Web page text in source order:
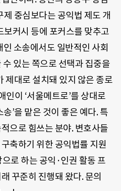
중심보다는 공익법 제도 개
커시 등에 포커스를 맞추고
소송에서도 일반적인 사회
있는 쪽으로 선택과 집중을
제대로 설치돼 있지 않은 종로
이 ‘서울메트로’를 상대로
’을 맡은 것이 좋은 예다. 특
으로 힘쓰는 분야. 변호사들
축하기 위한 공익법률 지원
로 하는 공익·인권 활동 프
꾸준히 진행돼 왔다. 문의